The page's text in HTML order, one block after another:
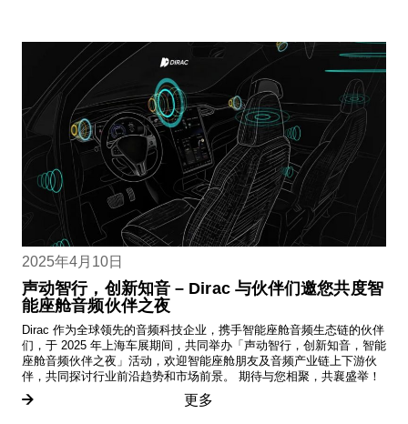
2025年4月10日
声动智行，创新知音 – Dirac 与伙伴们邀您共度智
能座舱音频伙伴之夜
Dirac 作为全球领先的音频科技企业，携手智能座舱音频生态链的伙伴
们，于 2025 年上海车展期间，共同举办「声动智行，创新知音，智能
座舱音频伙伴之夜」活动，欢迎智能座舱朋友及音频产业链上下游伙
伴，共同探讨行业前沿趋势和市场前景。 期待与您相聚，共襄盛举！
更多